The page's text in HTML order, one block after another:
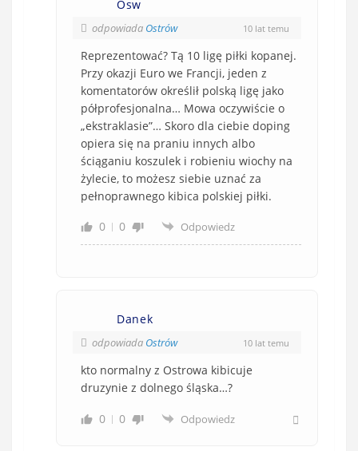
Osw
odpowiada Ostrów 10 lat temu
Reprezentować? Tą 10 ligę piłki kopanej.
Przy okazji Euro we Francji, jeden z
komentatorów określił polską ligę jako
półprofesjonalna… Mowa oczywiście o
„ekstraklasie”… Skoro dla ciebie doping
opiera się na praniu innych albo
ściąganiu koszulek i robieniu wiochy na
żylecie, to możesz siebie uznać za
pełnoprawnego kibica polskiej piłki.
0
0 Odpowiedz
Danek
odpowiada Ostrów 10 lat temu
kto normalny z Ostrowa kibicuje
druzynie z dolnego śląska…?
0 0 Odpowiedz